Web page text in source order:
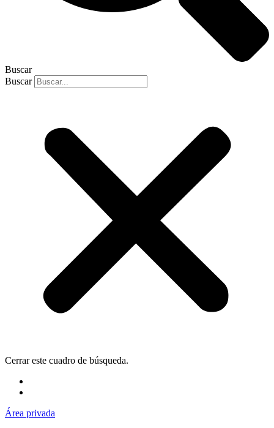
Buscar
Buscar
Cerrar este cuadro de búsqueda.
Área privada